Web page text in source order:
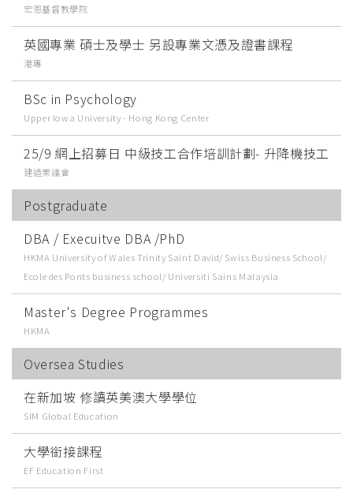
宏恩基督教學院
英國專業 碩士及學士 另設專業文憑及證書課程
港專
BSc in Psychology
Upper Iowa University - Hong Kong Center
25/9 網上招募日 中級技工合作培訓計劃- 升降機技工
建造業議會
Postgraduate
DBA / Execuitve DBA /PhD
HKMA University of Wales Trinity Saint David/ Swiss Business School/
Ecole des Ponts business school/ Universiti Sains Malaysia
Master's Degree Programmes
HKMA
Oversea Studies
在新加坡 修讀英美澳大學學位
SIM Global Education
大學銜接課程
EF Education First